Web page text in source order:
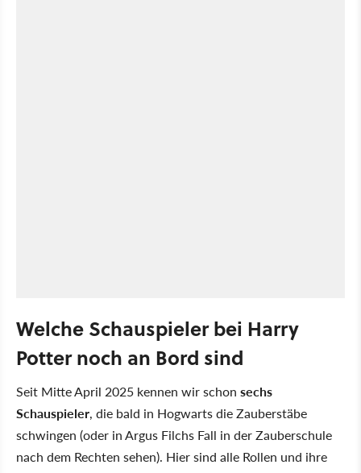
Welche Schauspieler bei Harry
Potter noch an Bord sind
Seit Mitte April 2025 kennen wir schon sechs
Schauspieler, die bald in Hogwarts die Zauberstäbe
schwingen (oder in Argus Filchs Fall in der Zauberschule
nach dem Rechten sehen). Hier sind alle Rollen und ihre